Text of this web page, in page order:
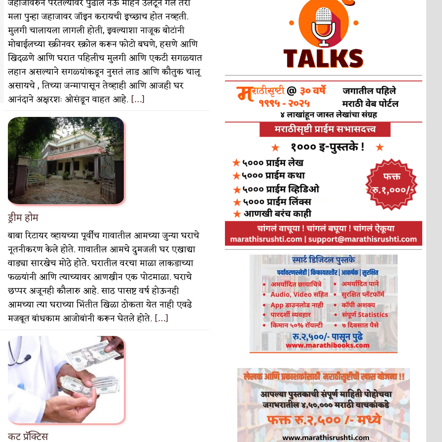
युवा-विश्व
आरोग्य
जहाजावरुन परतल्यावर पुढील नऊ महिने उलटून गेले तरी
मला पुन्हा जहाजावर जॉइन करायची इच्छाच होत नव्हती.
मुलगी चालायला लागली होती, इवल्याशा नाजूक बोटांनी
मोबाईलच्या स्क्रीनवर स्क्रोल करून फोटो बघणे, हसणे आणि
खिदळणे आणि घरात पहिलीच मुलगी आणि एकटी सगळ्यात
लहान असल्याने सगळ्यांकडून नुसतं लाड आणि कौतुक चालू
असायचे , तिच्या जन्मापासून तेव्हाही आणि आजही घर
आनंदाने अक्षरशः ओसंडून वाहत आहे. […]
ड्रीम होम
बाबा रिटायर व्हायच्या पूर्वीच गावातील आमच्या जुन्या घराचे
नूतनीकरण केले होते. गावातील आमचे दुमजली घर एखाद्या
वाड्या सारखेच मोठे होते. घरातील वरचा माळा लाकडाच्या
फळ्यांनी आणि त्याच्यावर आणखीन एक पोटमाळा. घराचे
छप्पर अजूनही कौलारु आहे. साठ पासष्ट वर्ष होऊनही
आमच्या त्या घराच्या भिंतीत खिळा ठोकता येत नाही एवढे
मजबूत बांधकाम आजोबांनी करून घेतले होते. […]
कट प्रॅक्टिस